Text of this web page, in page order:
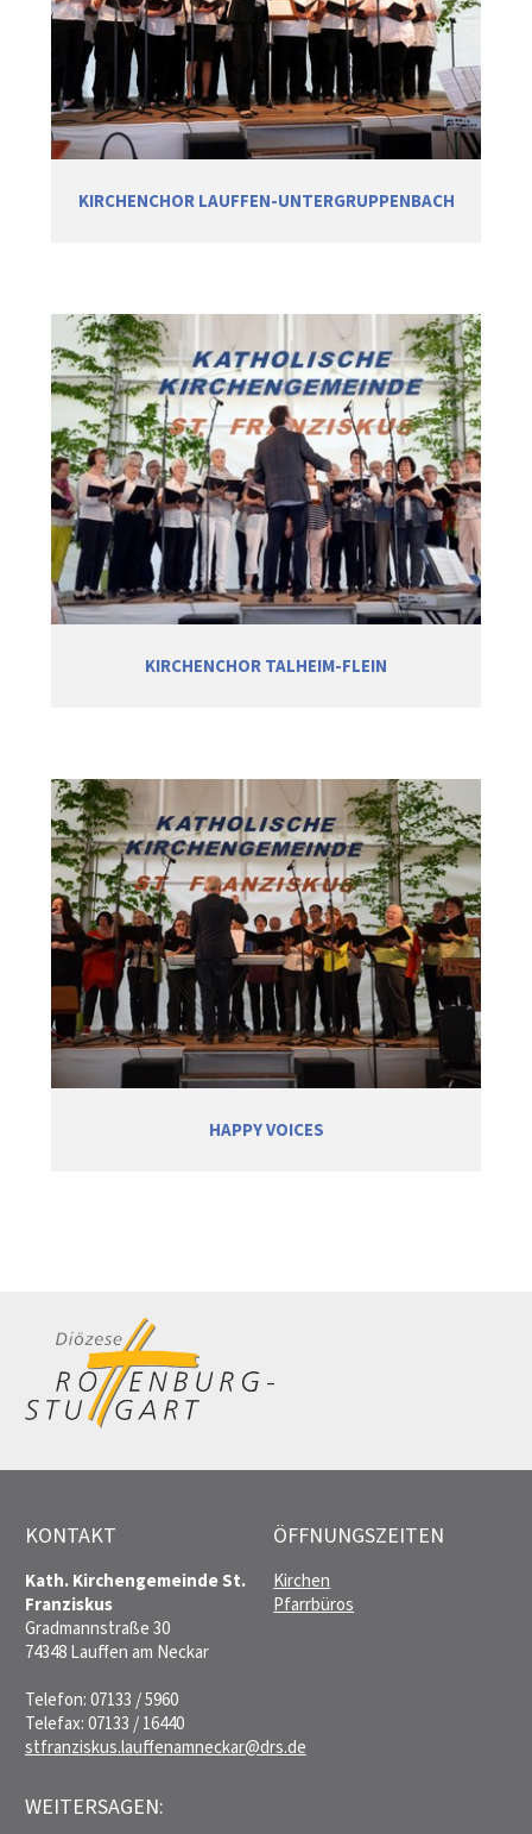
KIRCHENCHOR LAUFFEN-UNTERGRUPPENBACH
KIRCHENCHOR TALHEIM-FLEIN
HAPPY VOICES
KONTAKT
Kath. Kirchengemeinde St.
Franziskus
Gradmannstraße 30
74348 Lauffen am Neckar
Telefon: 07133 / 5960
Telefax: 07133 / 16440
stfranziskus.lauffenamneckar@drs.de
ÖFFNUNGSZEITEN
Kirchen
Pfarrbüros
WEITERSAGEN: